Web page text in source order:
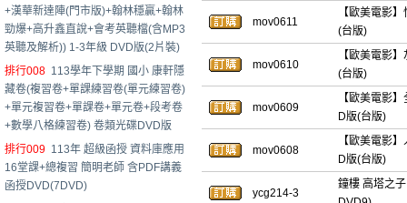
+漢華新達陣(門市版)+翰林穩贏+翰林
勁爆+高升鑫直說+會考英聽檔(含MP3
英聽及解析)) 1-3年級 DVD版(2片裝)
排行008 113學年下學期 國小 康軒隱
藏卷(複習卷+單課練習卷(單元練習卷)
+單元複習卷+單課卷+單元卷+段考卷
+數學八格練習卷) 卷類光碟DVD版
排行009 113年 超級函授 資料庫應用
16堂課+總複習 簡明老師 含PDF講義
函授DVD(7DVD)
mov0611
【歐美電影
(台版)
mov0610
【歐美電影
(台版)
mov0609
【歐美電影
D版(台版)
mov0608
【歐美電影
D版(台版)
ycg214-3
鐘樓 高塔之